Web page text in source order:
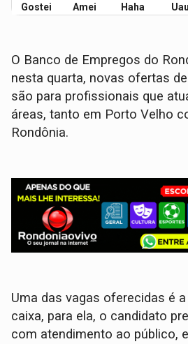
Gostei Amei Haha Uau
O Banco de Empregos do
nesta quarta, novas ofertas
são para profissionais que
áreas, tanto em Porto Velho
Rondônia.
Uma das vagas oferecidas é
caixa, para ela, o candidato
com atendimento ao público,